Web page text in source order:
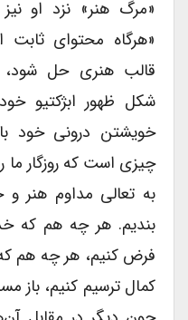
«مرگ هنر» نزد او
«هرگاه محتوای ثابت
قالب هنری حل شود،
شکل ظهور ابژکتیو
خویشتن درونی خود
چیزی است که روزگار ما
به تعالی مداوم هنر
بندیم. هر چه هم که
فرض کنیم، هر چه هم
کمال ترسیم کنیم، باز